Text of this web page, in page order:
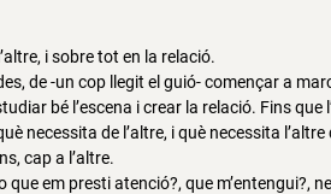
i sobre tot en la relació.
de -un cop llegit el guió- començar a
bé l’escena i crear la relació. Fins que
necessita de l’altre, i què necessita
cap a l’altre.
que em presti atenció?, que m’entengui?,